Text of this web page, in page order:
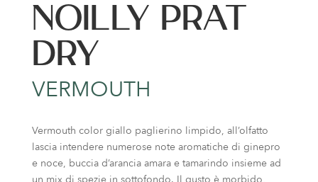
NOILLY PRAT
DRY
VERMOUTH
Vermouth color giallo paglierino limpido, all’olfatto
lascia intendere numerose note aromatiche di ginepro
e noce, buccia d’arancia amara e tamarindo insieme ad